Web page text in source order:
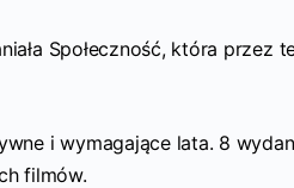
Społeczność, która przez
i wymagające lata. 8
filmów.